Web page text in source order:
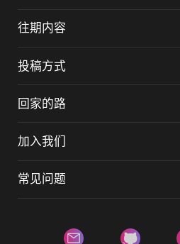
往期内容
投稿方式
回家的路
加入我们
常见问题